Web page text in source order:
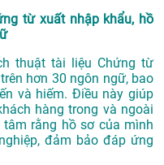
từ xuất nhập khẩu, hồ
thuật tài liệu Chứng từ
hơn 30 ngôn ngữ, bao
và hiếm. Điều này giúp
hàng trong và ngoài
rằng hồ sơ của mình
đảm bảo đáp ứng